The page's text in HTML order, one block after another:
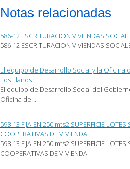
correo
electrónico
amigo
(Se
abre
ventana
nueva)
Facebook
(Se
una
ventana
nueva)
en
Twitter
(Se
una
ventana
nueva)
Notas relacionadas
586-12 ESCRITURACION VIVIENDAS
586-12 ESCRITURACION VIVIENDAS
El equipo de Desarrollo Social y la Oficina
Los Llanos
El equipo de Desarrollo Social del
Oficina de…
598-13 FIJA EN 250 mts2 SUPERFICIE
COOPERATIVAS DE VIVIENDA
598-13 FIJA EN 250 mts2 SUPERFICIE
COOPERATIVAS DE VIVIENDA